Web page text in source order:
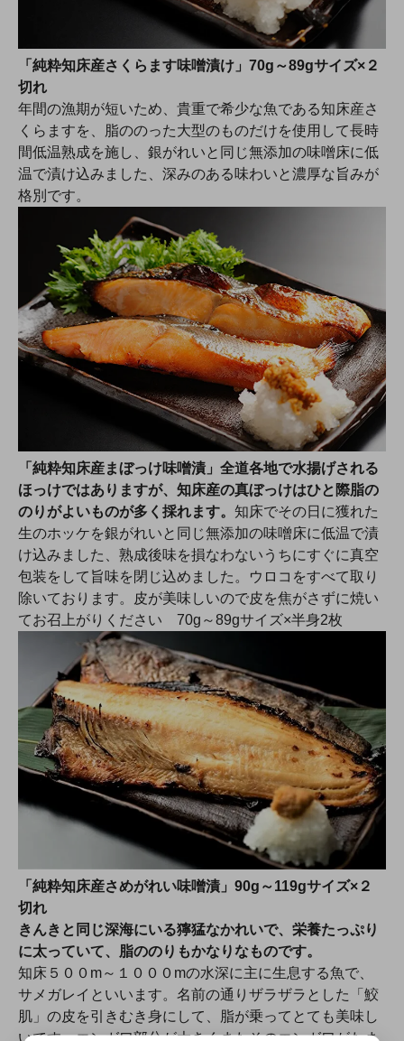
「純粋知床産さくらます味噌漬け」70g～89gサイズ×２
切れ
年間の漁期が短いため、貴重で希少な魚である知床産さ
くらますを、脂ののった大型のものだけを使用して長時
間低温熟成を施し、銀がれいと同じ無添加の味噌床に低
温で漬け込みました、深みのある味わいと濃厚な旨みが
格別です。
「純粋知床産まぼっけ味噌漬」全道各地で水揚げされる
ほっけではありますが、知床産の真ぼっけはひと際脂の
のりがよいものが多く採れます。 知床でその日に獲れた
生のホッケを銀がれいと同じ無添加の味噌床に低温で漬
け込みました、熟成後味を損なわないうちにすぐに真空
包装をして旨味を閉じ込めました。ウロコをすべて取り
除いております。皮が美味しいので皮を焦がさずに焼い
てお召上がりください 70g～89gサイズ×半身2枚
「純粋知床産さめがれい味噌漬」90g～119gサイズ×２
切れ
きんきと同じ深海にいる獰猛なかれいで、栄養たっぷり
に太っていて、脂ののりもかなりなものです。
知床５００m～１０００mの水深に主に生息する魚で、
サメガレイといいます。名前の通りザラザラとした「鮫
肌」の皮を引きむき身にして、脂が乗ってとても美味し
いです。エンガワ部分が大きくまたそのエンガワがたま